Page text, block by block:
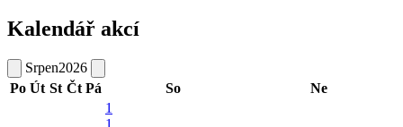
Kalendář akcí
Srpen2026
Po Út St Čt Pá So
Ne
1
1